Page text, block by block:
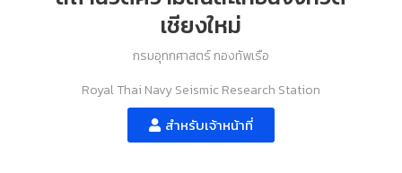
เชียงใหม่
กรมอุทกศาสตร์ กองทัพเรือ
Royal Thai Navy Seismic Research Station
สำหรับเจ้าหน้าที่